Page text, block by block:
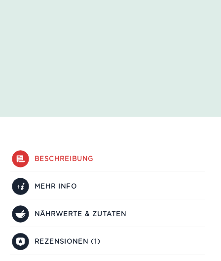
BESCHREIBUNG
MEHR INFO
NÄHRWERTE & ZUTATEN
REZENSIONEN (1)